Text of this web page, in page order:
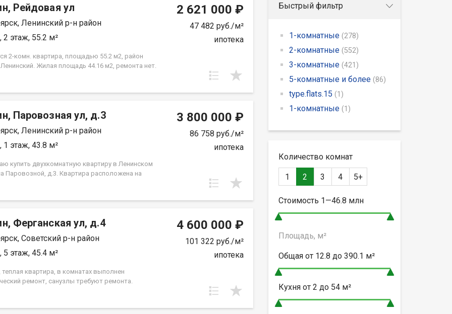
Рейдовая ул
Ленинский р-н район
2 этаж, 55.2 м²
2-комн. квартира, площадью 55.2 м2, район
Жилая площадь 44.16 м2, ремонта нет.
2 621 000 ₽
47 482 руб./м²
ипотека
Паровозная ул, д.3
Ленинский р-н район
1 этаж, 43.8 м²
купить двухкомнатную квартиру в Ленинском
Паровозной, д.3. Квартира расположена на
во двор, высоко от земли. Квартира требует
вещей есть вместительная кладовка.
инфраструктура, в шаговой доступности школы,
Аэрокосмический колледж, автобусные
и все необходимое для комфортного
Вся сумма в договоре, один взрослый
3 800 000 ₽
86 758 руб./м²
ипотека
Ферганская ул, д.4
Советский р-н район
5 этаж, 45.4 м²
теплая квартира, в комнатах выполнен
ремонт, санузлы требуют ремонта.
инфраструктурой, в шаговой доступности 2
4 600 000 ₽
101 322 руб./м²
ипотека
Быстрый фильтр
1-комнатные (278)
2-комнатные (552)
3-комнатные (421)
5-комнатные и более (86)
type.flats.15 (1)
1-комнатные (1)
Количество комнат
1 2 3 4 5+
Стоимость 1—46.8 млн
Площадь, м²
Общая от 12.8 до 390.1 м²
Кухня от 2 до 54м²